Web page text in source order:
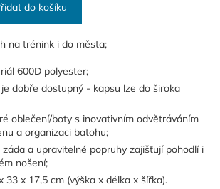
do košíku
na trénink i do města;
600D polyester;
dobře dostupný - kapsu lze do široka
oblečení/boty s inovativním odvětráváním
a organizaci batohu;
a upravitelné popruhy zajišťují pohodlí i
nošení;
33 x 17,5 cm (výška x délka x šířka).